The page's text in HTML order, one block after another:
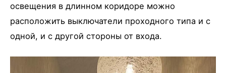
освещения в длинном коридоре можно
расположить выключатели проходного типа и с
одной, и с другой стороны от входа.